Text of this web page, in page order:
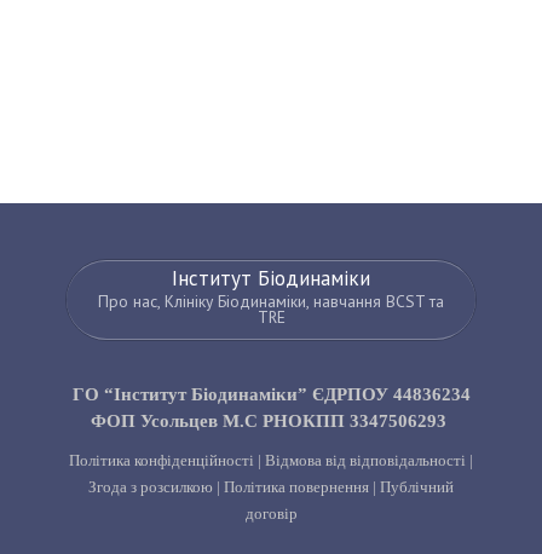
Інститут Біодинаміки
Про нас, Клініку Біодинаміки, навчання BCST та
TRE
ГО “Інститут Біодинаміки” ЄДРПОУ 44836234
ФОП Усольцев М.С РНОКПП 3347506293
Політика конфіденційності | Відмова від відповідальності |
Згода з розсилкою | Політика повернення | Публічний
договір